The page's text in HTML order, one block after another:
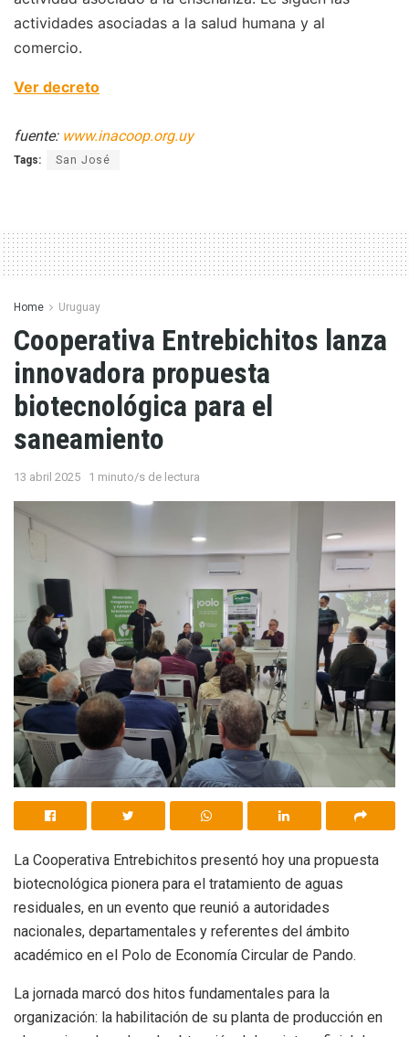
actividades asociadas a la salud humana y al
comercio.
Ver decreto
fuente: www.inacoop.org.uy
Tags: San José
Home Uruguay
Cooperativa Entrebichitos lanza
innovadora propuesta
biotecnológica para el
saneamiento
13 abril 2025 1 minuto/s de lectura
La Cooperativa Entrebichitos presentó hoy una propuesta
biotecnológica pionera para el tratamiento de aguas
residuales, en un evento que reunió a autoridades
nacionales, departamentales y referentes del ámbito
académico en el Polo de Economía Circular de Pando.
La jornada marcó dos hitos fundamentales para la
organización: la habilitación de su planta de producción en